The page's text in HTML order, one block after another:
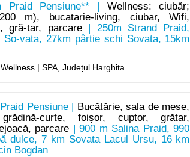
Praid Pensiune** | Wellness: ciubăr;
m), bucatarie-living, ciubar, Wifi,
gră-tar, parcare| 250m Strand Praid,
So-vata, 27km pârtie schi Sovata, 15km
| SPA, Județul Harghita
Pensiune |
Bucătărie, sala de mese,
curte, foișor, cuptor, grătar,
parcare | 900 m Salina Praid, 990
dulce, 7 km Sovata Lacul Ursu, 16 km
Bogdan